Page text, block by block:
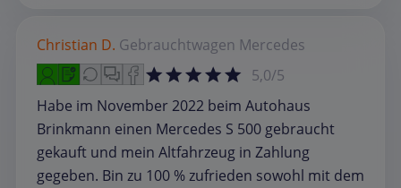
Christian D. Gebrauchtwagen Mercedes
5,0/5
Habe im November 2022 beim Autohaus
Brinkmann einen Mercedes S 500 gebraucht
gekauft und mein Altfahrzeug in Zahlung
gegeben. Bin zu 100 % zufrieden sowohl mit dem